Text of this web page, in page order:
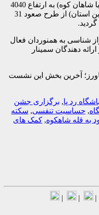
توضیح برنامه صعود به قله شاهکوه (یا شاهان کوه) به ارتفاع 4040
متر در استان اصفهان (بلندترین قله این استان) از طرح صعود 31
همنوردان فعال
سمینار
بخش این نشست
,برگزاری جشن
تنفسی,سکته
, کمک های
|